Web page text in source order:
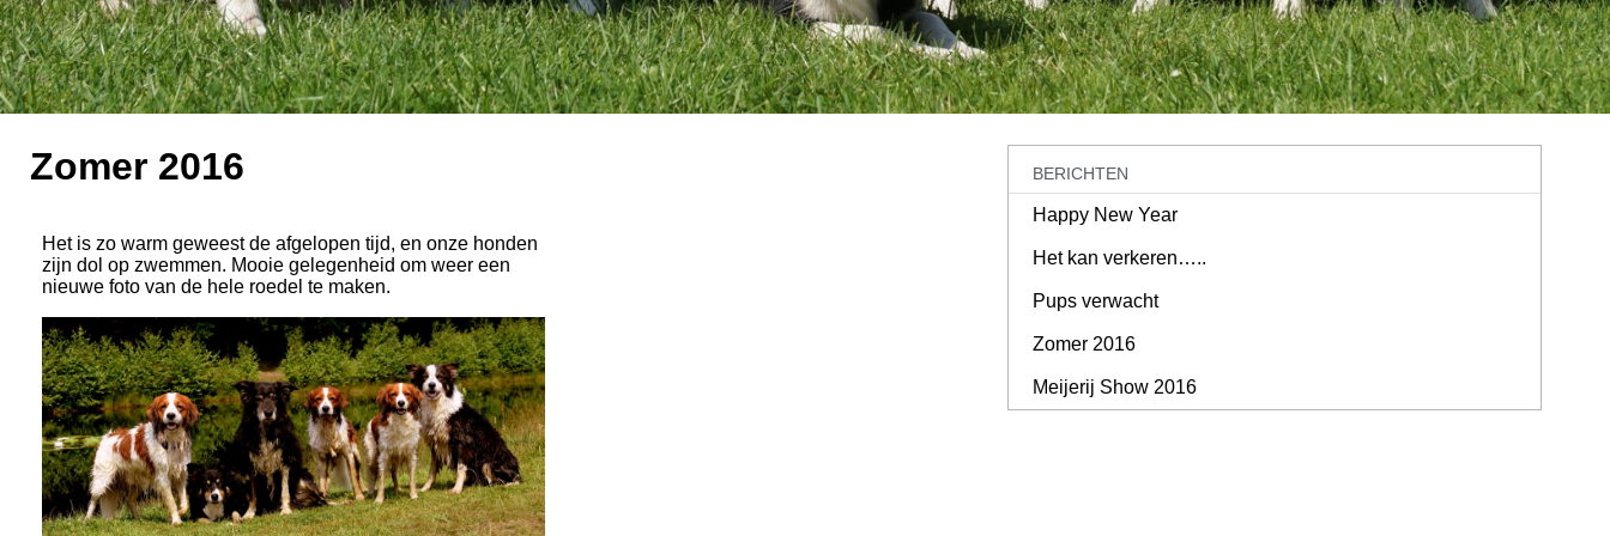
BERICHTEN
Happy New Year
Het kan verkeren…..
Pups verwacht
Zomer 2016
Meijerij Show 2016
Zomer 2016
Het is zo warm geweest de afgelopen tijd, en onze honden
zijn dol op zwemmen. Mooie gelegenheid om weer een
nieuwe foto van de hele roedel te maken.